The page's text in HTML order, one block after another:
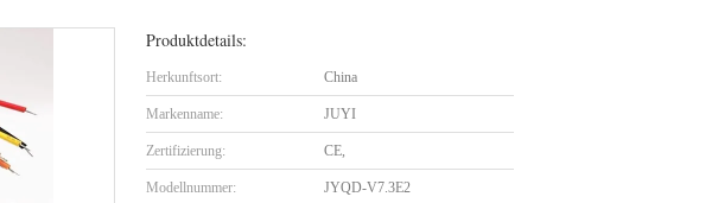
Produktdetails:
Herkunftsort: China
Markenname: JUYI
Zertifizierung: CE,
Modellnummer: JYQD-V7.3E2